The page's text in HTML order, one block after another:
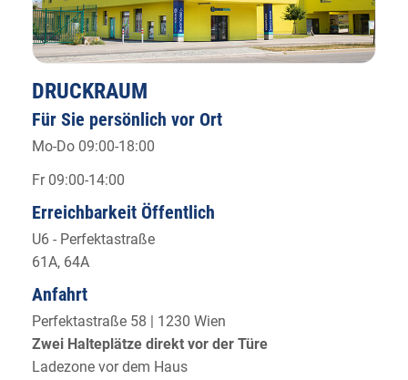
DRUCKRAUM
Für Sie persönlich vor Ort
Mo-Do 09:00-18:00
Fr 09:00-14:00
Erreichbarkeit Öffentlich
U6 - Perfektastraße
61A, 64A
Anfahrt
Perfektastraße 58 | 1230 Wien
Zwei Halteplätze direkt vor der Türe
Ladezone vor dem Haus